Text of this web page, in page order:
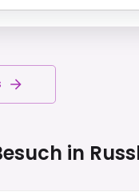
in